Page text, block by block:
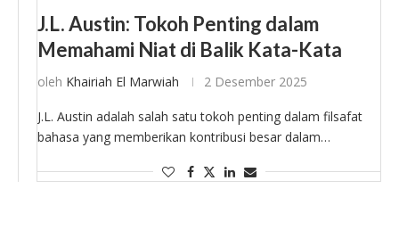
J.L. Austin: Tokoh Penting dalam
Memahami Niat di Balik Kata-Kata
oleh Khairiah El Marwiah 2 Desember 2025
J.L. Austin adalah salah satu tokoh penting dalam filsafat
bahasa yang memberikan kontribusi besar dalam
rumuskan, Austin menunjukkan bahwa kata-kata bukan …